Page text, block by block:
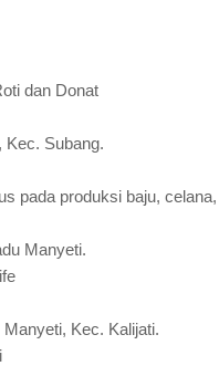
dan Donat
Kec. Subang.
pada produksi baju,
Manyeti.
Kec. Kalijati.